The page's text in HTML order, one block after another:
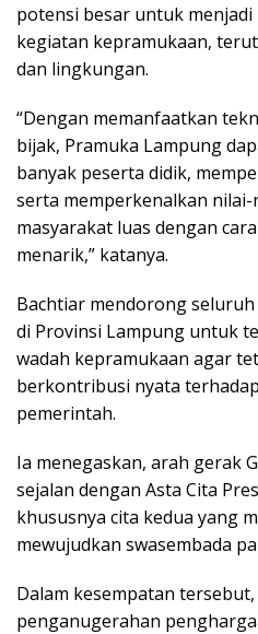
potensi besar untuk
kegiatan kepramukaan,
dan lingkungan.
“Dengan memanfaatkan
bijak, Pramuka Lampung
banyak peserta didik,
serta memperkenalkan
masyarakat luas dengan
menarik,” katanya.
Bachtiar mendorong
di Provinsi Lampung untuk
wadah kepramukaan agar
berkontribusi nyata
pemerintah.
Ia menegaskan, arah gerak
sejalan dengan Asta Cita
khususnya cita kedua yang
mewujudkan swasembada
Dalam kesempatan
penganugerahan